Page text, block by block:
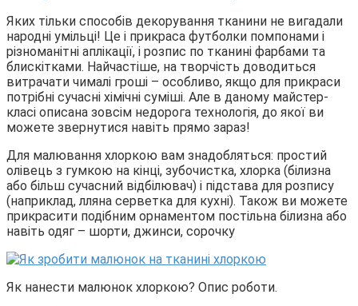
Яких тільки способів декорування тканини не вигадали
народні умільці! Це і прикраса футболки помпонами і
різноманітні аплікації, і розпис по тканині фарбами та
блискітками. Найчастіше, на творчість доводиться
витрачати чималі гроші – особливо, якщо для прикраси
потрібні сучасні хімічні суміші. Але в даному майстер-
класі описана зовсім недорога технологія, до якої ви
можете звернутися навіть прямо зараз!
Для малювання хлоркою вам знадобляться: простий
олівець з гумкою на кінці, зубочистка, хлорка (білизна
або більш сучасний відбілювач) і підстава для розпису
(наприклад, лляна серветка для кухні). Також ви можете
прикрасити подібним орнаментом постільна білизна або
навіть одяг – шорти, джинси, сорочку
Як нанести малюнок хлоркою? Опис роботи.